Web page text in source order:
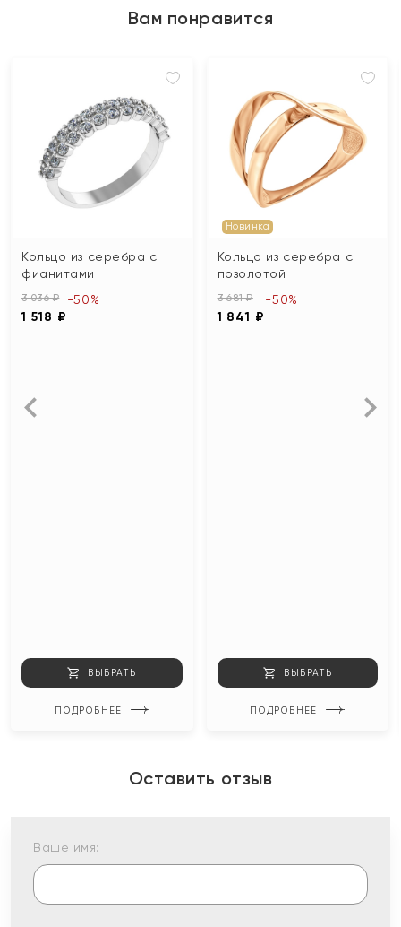
Вам понравится
Кольцо из серебра с
фианитами
3 036 ₽
1 518 ₽
-50%
ВЫБРАТЬ
ПОДРОБНЕЕ
Новинка
Кольцо из серебра с
позолотой
3 681 ₽
1 841 ₽
-50%
ВЫБРАТЬ
ПОДРОБНЕЕ
Оставить отзыв
Ваше имя: